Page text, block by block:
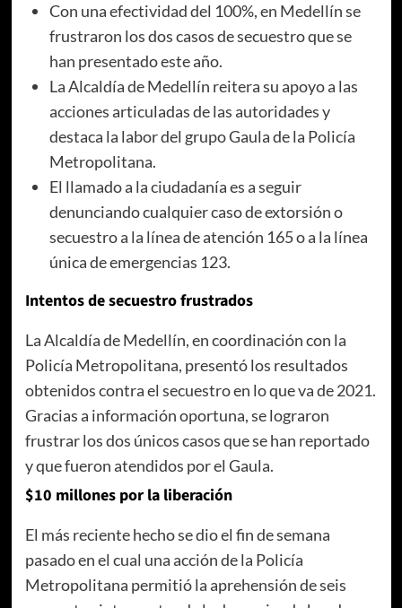
Con una efectividad del 100%, en Medellín se
frustraron los dos casos de secuestro que se
han presentado este año.
La Alcaldía de Medellín reitera su apoyo a las
acciones articuladas de las autoridades y
destaca la labor del grupo Gaula de la Policía
Metropolitana.
El llamado a la ciudadanía es a seguir
denunciando cualquier caso de extorsión o
secuestro a la línea de atención 165 o a la línea
única de emergencias 123.
Intentos de secuestro frustrados
La Alcaldía de Medellín, en coordinación con la
Policía Metropolitana, presentó los resultados
obtenidos contra el secuestro en lo que va de 2021.
Gracias a información oportuna, se lograron
frustrar los dos únicos casos que se han reportado
y que fueron atendidos por el Gaula.
$10 millones por la liberación
El más reciente hecho se dio el fin de semana
pasado en el cual una acción de la Policía
Metropolitana permitió la aprehensión de seis